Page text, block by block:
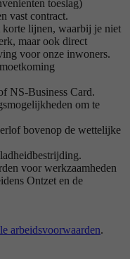
toeslag)
vast contract.
lijnen, waarbij je niet
maar ook direct
voor onze inwoners.
NS-Business Card.
om te
bovenop de wettelijke
voor werkzaamheden
Ontzet en de
arbeidsvoorwaarden.